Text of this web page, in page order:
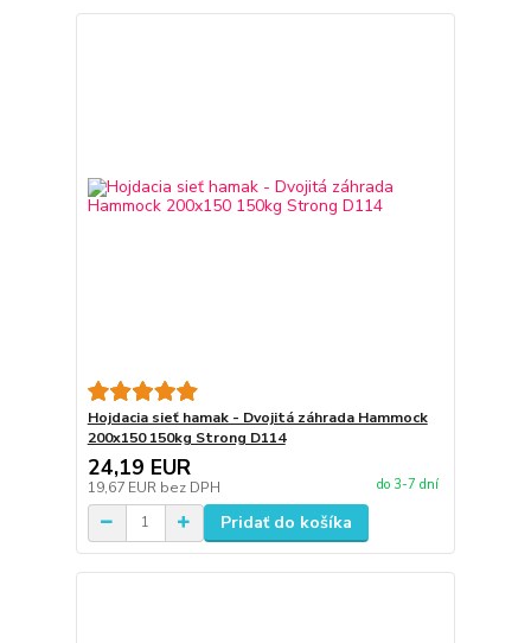
Hojdacia sieť hamak - Dvojitá záhrada Hammock
200x150 150kg Strong D114
24,19 EUR
19,67 EUR bez DPH do 3-7 dní
Pridať do košíka